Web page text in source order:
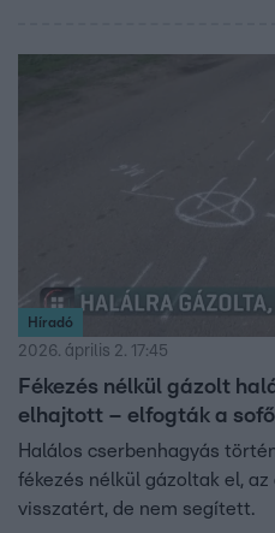
Híradó
2026. április 2. 17:45
Fékezés nélkül gázolt
elhajtott – elfogták a
Halálos cserbenhagyás
fékezés nélkül gázoltak el,
visszatért, de nem segített.